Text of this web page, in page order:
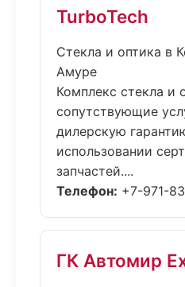
TurboTech
Стекла и оптика в
Амуре
Комплекс стекла и
сопутствующие
дилерскую
использовании
запчастей....
Телефон: +7-971-
ГК Автомир